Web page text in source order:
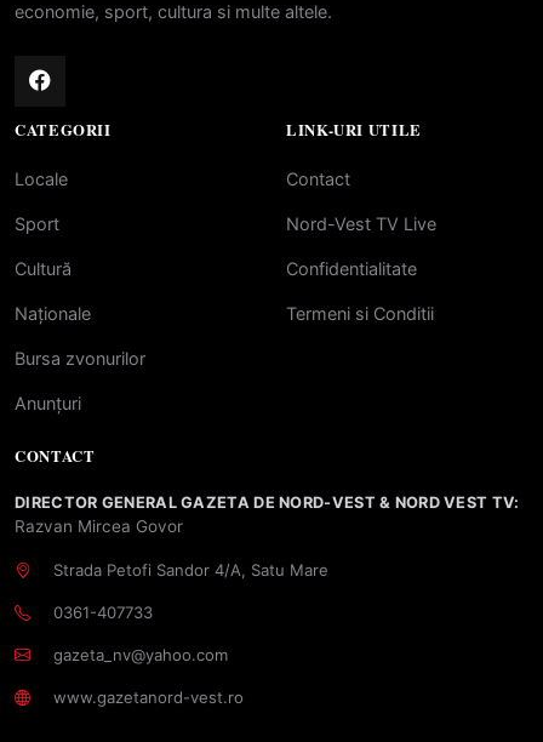
economie, sport, cultura si multe altele.
CATEGORII
Locale
Sport
Cultură
Naționale
Bursa zvonurilor
Anunțuri
LINK-URI UTILE
Contact
Nord-Vest TV Live
Confidentialitate
Termeni si Conditii
CONTACT
DIRECTOR GENERAL GAZETA DE NORD-VEST & NORD VEST TV:
Razvan Mircea Govor
Strada Petofi Sandor 4/A, Satu Mare
0361-407733
gazeta_nv@yahoo.com
www.gazetanord-vest.ro